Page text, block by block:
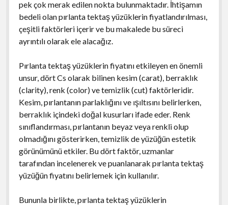
pek çok merak edilen nokta bulunmaktadır. İhtişamın
bedeli olan pırlanta tektaş yüzüklerin fiyatlandırılması,
çeşitli faktörleri içerir ve bu makalede bu süreci
ayrıntılı olarak ele alacağız.
Pırlanta tektaş yüzüklerin fiyatını etkileyen en önemli
unsur, dört Cs olarak bilinen kesim (carat), berraklık
(clarity), renk (color) ve temizlik (cut) faktörleridir.
Kesim, pırlantanın parlaklığını ve ışıltısını belirlerken,
berraklık içindeki doğal kusurları ifade eder. Renk
sınıflandırması, pırlantanın beyaz veya renkli olup
olmadığını gösterirken, temizlik de yüzüğün estetik
görünümünü etkiler. Bu dört faktör, uzmanlar
tarafından incelenerek ve puanlanarak pırlanta tektaş
yüzüğün fiyatını belirlemek için kullanılır.
Bununla birlikte, pırlanta tektaş yüzüklerin